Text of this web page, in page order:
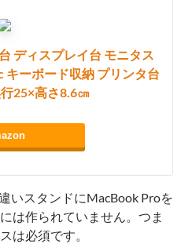
ディスプレイ台 モニタス
キーボード収納 プリンタ台
25×高さ8.6㎝
いスタンドにMacBook Proを
は作られていません。つま
は必須です。